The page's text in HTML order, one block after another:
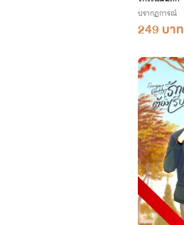
ปรากฏการณ์
249 บาท